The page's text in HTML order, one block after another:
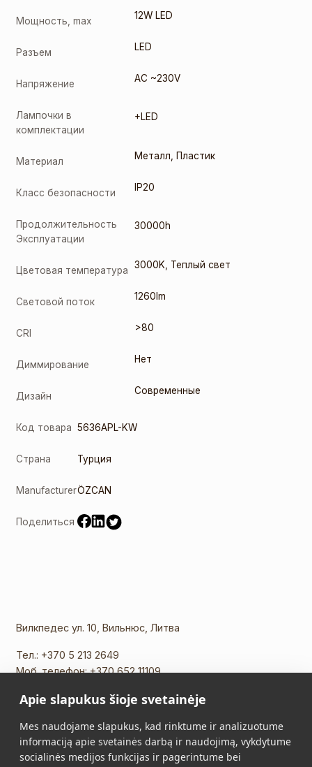
Мощность, max 12W LED
Разъем LED
Напряжение AC ~230V
Лампочки в
комплектации
+LED
Материал Металл Пластик
Класс безопасности IP20
Продолжительность
Эксплуатации
30000h
Цветовая температура 3000K Теплый свет
Световой поток 1260lm
CRI >80
Диммирование Нет
Дизайн Современные
Код товара 5636APL-KW
Страна Турция
ManufacturerÖZCAN
Поделиться
Вилкпедес ул. 10, Вильнюс, Литва
Тел.: +370 5 213 2649
Моб. телефон:+370 652 11109
О нас Контакты
Apie slapukus šioje svetainėje
Mes naudojame slapukus, kad rinktume ir analizuotume
informaciją apie svetainės darbą ir naudojimą, vykdytume
socialinės medijos funkcijas ir pagerintume bei